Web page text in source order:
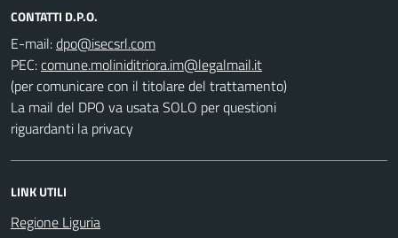
CONTATTI D.P.O.
E-mail:
PEC:
(per comunicare con il titolare del trattamento)
La mail del DPO va usata SOLO per questioni
riguardanti la privacy
LINK UTILI
Regione Liguria